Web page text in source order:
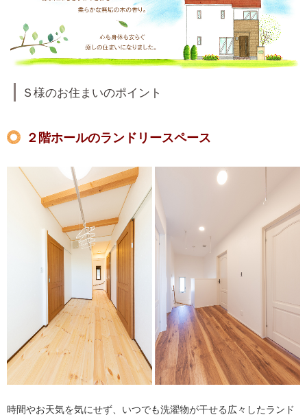
Ｓ様のお住まいのポイント
２階ホールのランドリースペース
時間やお天気を気にせず、いつでも洗濯物が干せる広々したランド